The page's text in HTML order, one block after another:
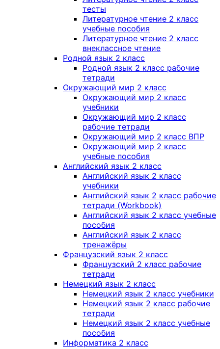
тесты
Литературное чтение 2 класс
учебные пособия
Литературное чтение 2 класс
внеклассное чтение
Родной язык 2 класс
Родной язык 2 класс рабочие
тетради
Окружающий мир 2 класс
Окружающий мир 2 класс
учебники
Окружающий мир 2 класс
рабочие тетради
Окружающий мир 2 класс ВПР
Окружающий мир 2 класс
учебные пособия
Английский язык 2 класс
Английский язык 2 класс
учебники
Английский язык 2 класс рабочие
тетради (Workbook)
Английский язык 2 класс учебные
пособия
Английский язык 2 класс
тренажёры
Французский язык 2 класс
Французский 2 класс рабочие
тетради
Немецкий язык 2 класс
Немецкий язык 2 класс учебники
Немецкий язык 2 класс рабочие
тетради
Немецкий язык 2 класс учебные
пособия
Информатика 2 класс